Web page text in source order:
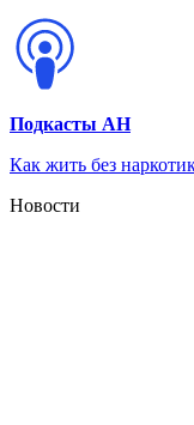
Подкасты АН
Как жить без
Новости